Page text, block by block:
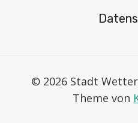
© 2026 Stadt
Theme von